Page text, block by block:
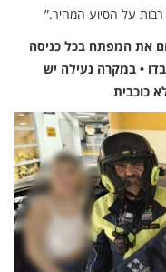
על הסיוע המהיר.”
את המפתח בכל כניסה
• במקרה נעילה יש